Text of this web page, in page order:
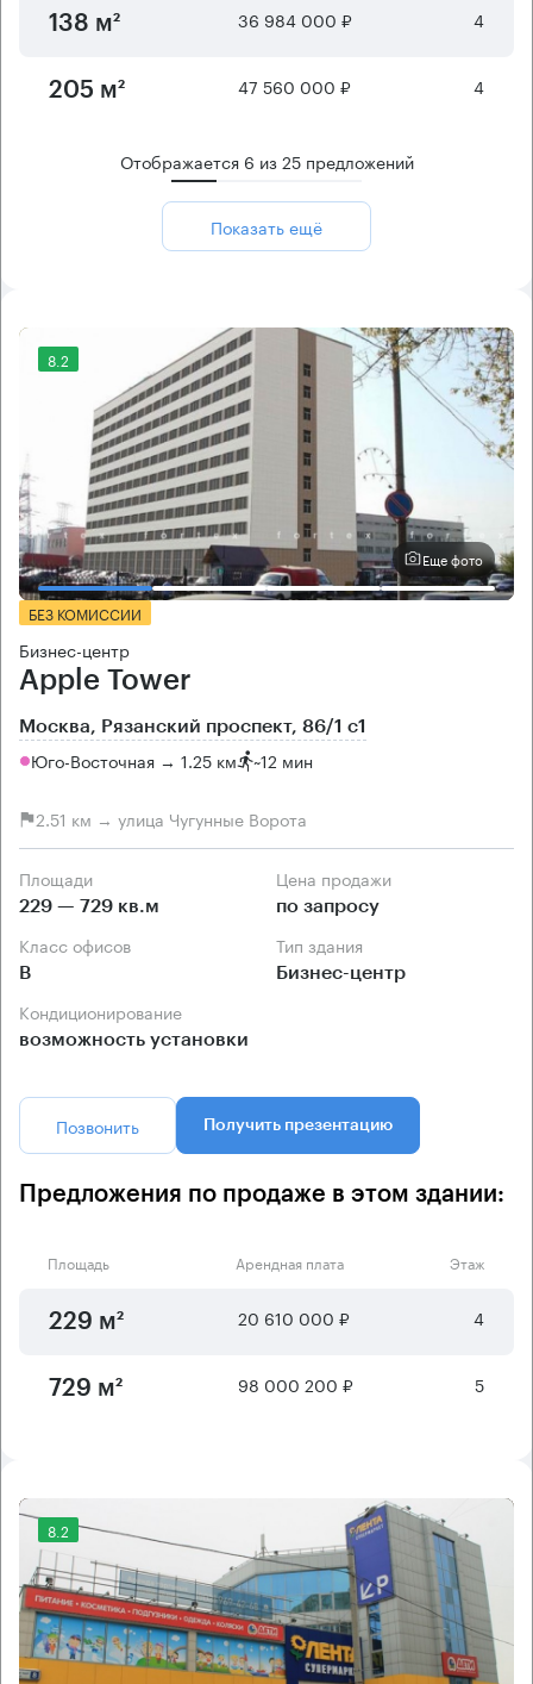
138 м² 36 984 000 ₽ 4
205 м² 47 560 000 ₽ 4
Отображается 6 из25предложений
Показать ещё
8.2
Еще фото
БЕЗ КОМИССИИ
Бизнес-центр
Apple Tower
Москва, Рязанский проспект, 86/1 с1
Юго-Восточная → 1.25 км ~12 мин
2.51 км → улица Чугунные Ворота
Площади
229 — 729 кв.м
Цена продажи
по запросу
Класс офисов
B
Тип здания
Бизнес-центр
Кондиционирование
возможность установки
Позвонить Получить презентацию
Предложения по продаже в этом здании:
Площадь Арендная плата Этаж
229 м² 20 610 000 ₽ 4
729 м² 98 000 200 ₽ 5
8.2